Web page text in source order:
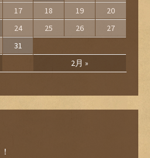
2月 »
17 18 19
20
24 25 26
27
31